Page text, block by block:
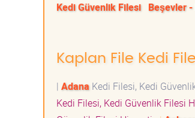
Kedi Güvenlik Filesi Beşevler
Kaplan File Kedi
| Adana Kedi Filesi, Kedi
Kedi Filesi, Kedi Güvenlik Filesi